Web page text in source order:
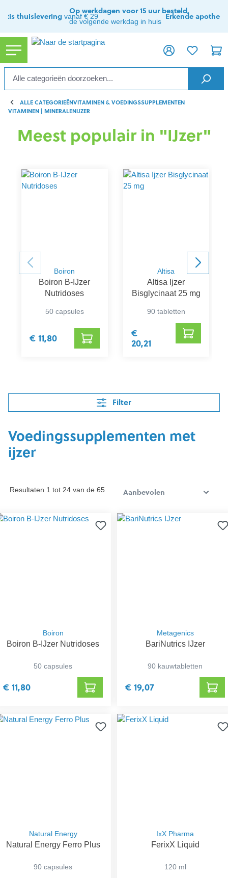
thuislevering vanaf € 29
Op werkdagen voor 15 uur besteld,
de volgende werkdag in huis
Erkende apotheek
ALLE CATEGORIEËNVITAMINEN & VOEDINGSSUPPLEMENTEN
VITAMINEN | MINERALENIJZER
Meest populair in "IJzer"
Boiron
Boiron B-IJzer
Nutridoses
50 capsules
€ 11,80
Altisa
Altisa Ijzer
Bisglycinaat 25 mg
90 tabletten
€
20,21
Filter
Voedingssupplementen met
ijzer
Resultaten 1 tot 24 van de 65
Boiron
Boiron B-IJzer Nutridoses
50 capsules
€ 11,80
Metagenics
BariNutrics IJzer
90 kauwtabletten
€ 19,07
Natural Energy
Natural Energy Ferro Plus
90 capsules
IxX Pharma
FerixX Liquid
120 ml